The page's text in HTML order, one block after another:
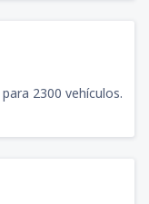
2300 vehículos.